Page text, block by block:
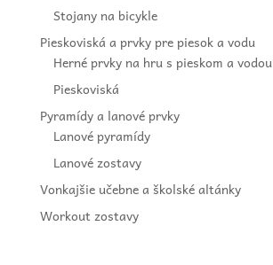
Stojany na bicykle
Pieskoviská a prvky pre piesok a vodu
Herné prvky na hru s pieskom a vodou
Pieskoviská
Pyramídy a lanové prvky
Lanové pyramídy
Lanové zostavy
Vonkajšie učebne a školské altánky
Workout zostavy